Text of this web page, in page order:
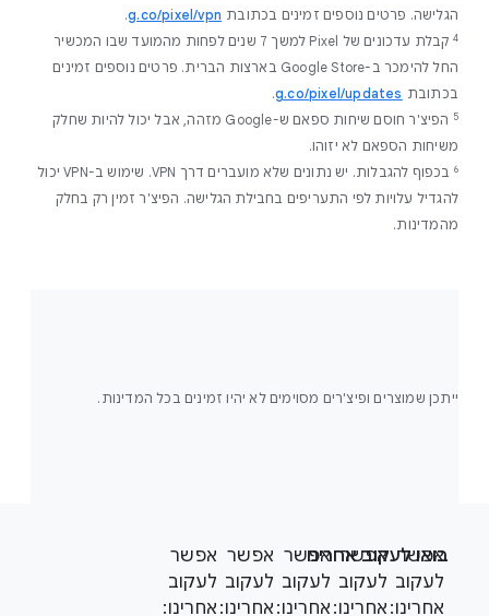
הגלישה. פרטים נוספים זמינים בכתובת g.co/pixel/vpn
.
‫4
קבלת עדכונים של Pixel למשך 7 שנים לפחות מהמועד שבו המכשיר
החל להימכר ב-Google Store בארצות הברית. פרטים נוספים זמינים
בכתובת g.co/pixel/updates
.
‫5
הפיצ'ר חוסם שיחות ספאם ש-Google מזהה, אבל יכול להיות שחלק
משיחות הספאם לא יזוהו.
‫6
בכפוף להגבלות. יש נתונים שלא מועברים דרך VPN. שימוש ב-VPN יכול
להגדיל עלויות לפי התעריפים בחבילת הגלישה. הפיצ'ר זמין רק בחלק
מהמדינות.
ייתכן שמוצרים ופיצ'רים מסוימים לא יהיו זמינים בכל המדינות.
o
בואו לעקוב אחרינו
אפשר
לעקוב
אחרינו:
אפשר
לעקוב
אחרינו:
אפשר
לעקוב
אחרינו:
אפשר
לעקוב
אחרינו:
אפשר
לעקוב
אחרינו: